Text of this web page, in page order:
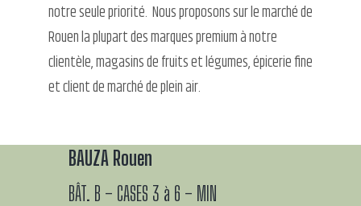
notre seule priorité. Nous proposons sur le marché de
Rouen la plupart des marques premium à notre
clientèle, magasins de fruits et légumes, épicerie fine
et client de marché de plein air.
BAUZA Rouen
BÂT. B – CASES 3 à 6 – MIN